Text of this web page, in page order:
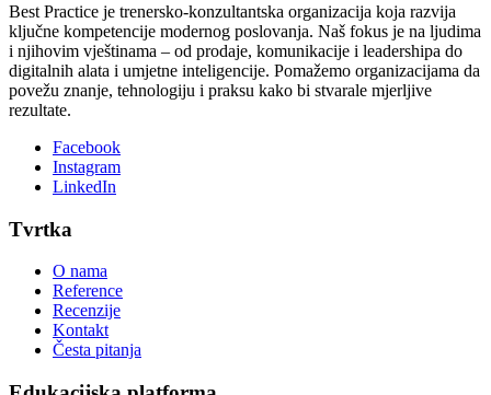
Best Practice je trenersko-konzultantska organizacija koja razvija
ključne kompetencije modernog poslovanja. Naš fokus je na ljudima
i njihovim vještinama – od prodaje, komunikacije i leadershipa do
digitalnih alata i umjetne inteligencije. Pomažemo organizacijama da
povežu znanje, tehnologiju i praksu kako bi stvarale mjerljive
rezultate.
Facebook
Instagram
LinkedIn
Tvrtka
O nama
Reference
Recenzije
Kontakt
Česta pitanja